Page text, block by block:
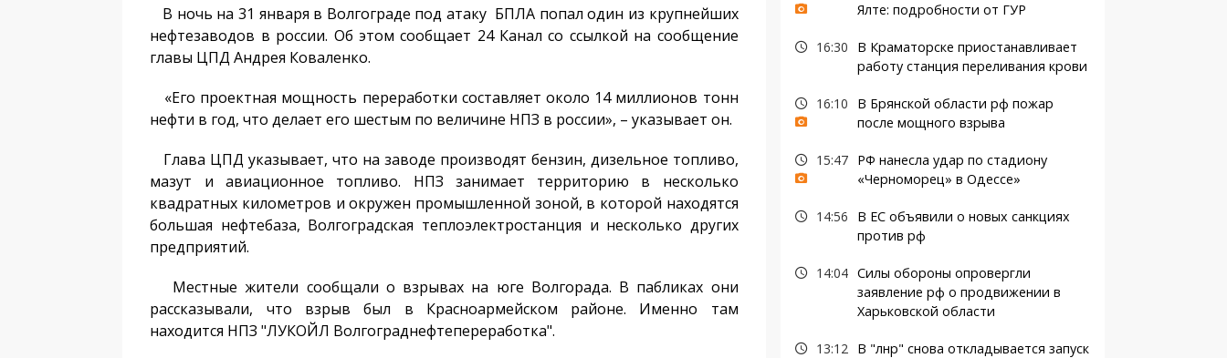
В ночь на 31 января в Волгограде под атаку БПЛА попал один из крупнейших
нефтезаводов в россии. Об этом сообщает 24 Канал со ссылкой на сообщение
главы ЦПД Андрея Коваленко.
«Его проектная мощность переработки составляет около 14 миллионов тонн
нефти в год, что делает его шестым по величине НПЗ в россии», – указывает он.
Глава ЦПД указывает, что на заводе производят бензин, дизельное топливо,
мазут и авиационное топливо. НПЗ занимает территорию в несколько
квадратных километров и окружен промышленной зоной, в которой находятся
большая нефтебаза, Волгоградская теплоэлектростанция и несколько других
предприятий.
Местные жители сообщали о взрывах на юге Волгорада. В пабликах они
рассказывали, что взрыв был в Красноармейском районе. Именно там
находится НПЗ "ЛУКОЙЛ Волгограднефтепереработка".
Ялте: подробности от ГУР
16:30
В Краматорске приостанавливает
работу станция переливания крови
16:10
В Брянской области рф пожар
после мощного взрыва
15:47
РФ нанесла удар по стадиону
«Черноморец» в Одессе»
14:56
В ЕС объявили о новых санкциях
против рф
14:04 Силы обороны опровергли
заявление рф о продвижении в
Харьковской области
13:12
В "лнр" снова откладывается запуск